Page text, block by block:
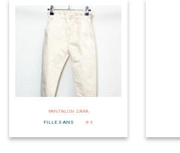
PANTALON ZARA
FILLE 3 ANS
8 €